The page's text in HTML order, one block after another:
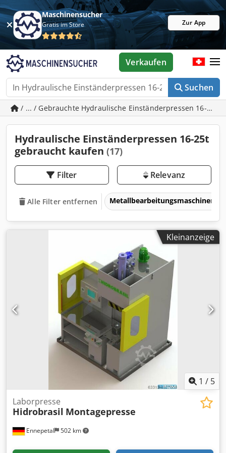
Maschinensucher
Gratis im Store Zur App
Suchen
Verkaufen
/ ... / Gebrauchte Hydraulische Einständerpressen 16-25t
Hydraulische Einständerpressen 16-25t
gebraucht kaufen (17)
Filter Relevanz
Alle Filter entfernen Metallbearbeitungsmaschinen
Kleinanzeige
1 / 5
Ennepetal 502 km
Laborpresse
Hidrobrasil Montagepresse